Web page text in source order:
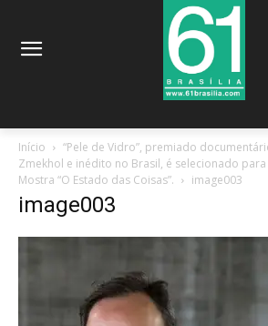
Início
“Pele de Vidro”, premiado
Zmekhol e inédito no Brasil, é selecionado para
Mostra “O Estado das Coisas”.
image003
image003